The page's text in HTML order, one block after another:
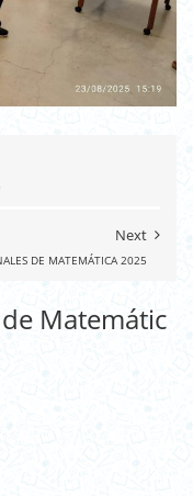
Next
DE MATEMÁTICA 2025
Matemátic